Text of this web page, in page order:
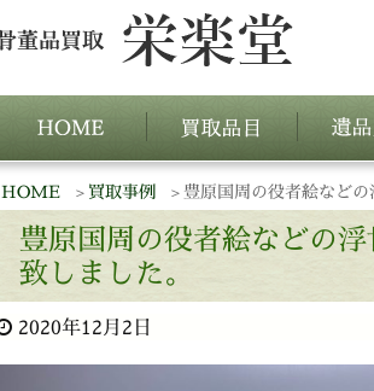
HOME 買取事例 豊原国周の役者絵など
豊原国周の役者絵などの
致しました。
2020年12月2日